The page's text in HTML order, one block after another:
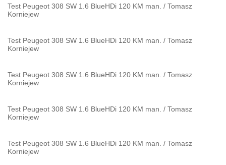
Test Peugeot 308 SW 1.6 BlueHDi 120 KM man. / Tomasz
Korniejew
Test Peugeot 308 SW 1.6 BlueHDi 120 KM man. / Tomasz
Korniejew
Test Peugeot 308 SW 1.6 BlueHDi 120 KM man. / Tomasz
Korniejew
Test Peugeot 308 SW 1.6 BlueHDi 120 KM man. / Tomasz
Korniejew
Test Peugeot 308 SW 1.6 BlueHDi 120 KM man. / Tomasz
Korniejew